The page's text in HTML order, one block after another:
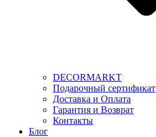
DECORMARKT
Подарочный сертификат
Доставка и Оплата
Гарантия и Возврат
Контакты
Блог